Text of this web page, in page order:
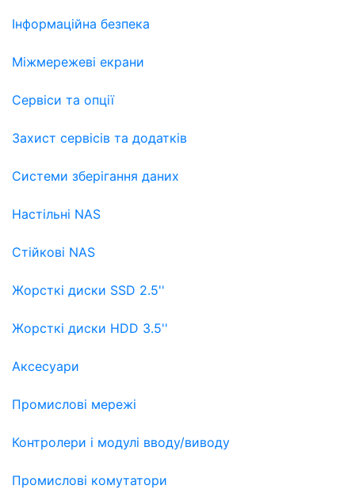
Інформаційна безпека
Міжмережеві екрани
Сервіси та опції
Захист сервісів та додатків
Системи зберігання даних
Настільні NAS
Стійкові NAS
Жорсткі диски SSD 2.5''
Жорсткі диски HDD 3.5''
Аксесуари
Промислові мережі
Контролери і модулі вводу/виводу
Промислові комутатори